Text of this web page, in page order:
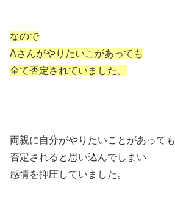
なので
Aさんがやりたいこがあっても
全て否定されていました。
両親に自分がやりたいことがあっても
否定されると思い込んでしまい
感情を抑圧していました。